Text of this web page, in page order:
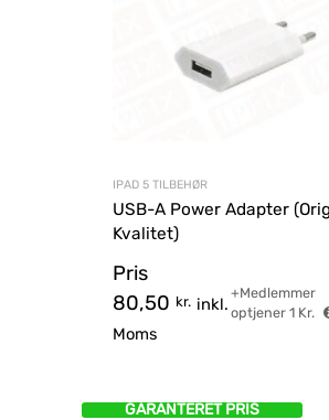
IPAD 5 TILBEHØR
USB-A Power Adapter
Kvalitet)
Pris
80,50 kr. inkl.
Moms
+Medlemmer
optjener 1Kr.
GARANTERET PRIS